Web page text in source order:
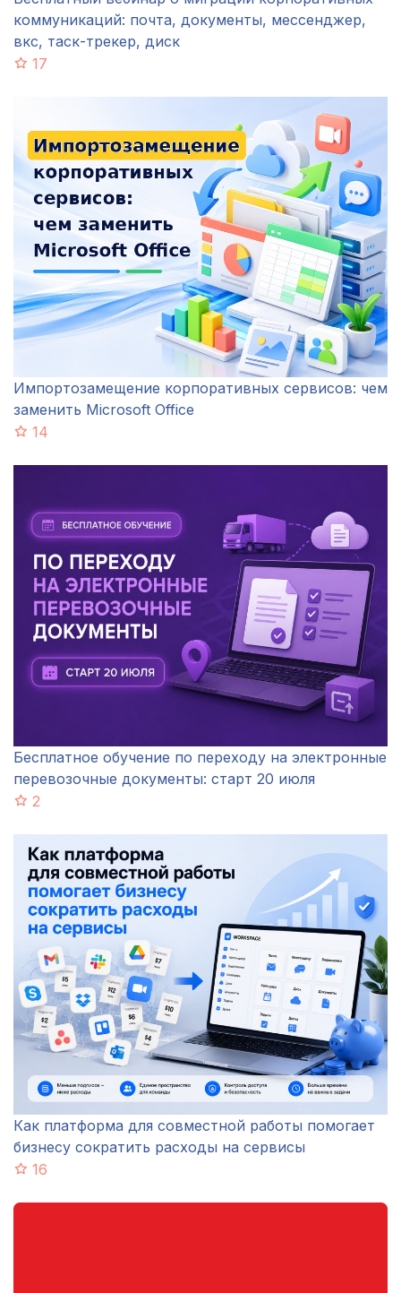
коммуникаций: почта, документы, мессенджер,
вкс, таск-трекер, диск
17
Импортозамещение корпоративных сервисов: чем
заменить Microsoft Office
14
Бесплатное обучение по переходу на электронные
перевозочные документы: старт 20 июля
2
Как платформа для совместной работы помогает
бизнесу сократить расходы на сервисы
16